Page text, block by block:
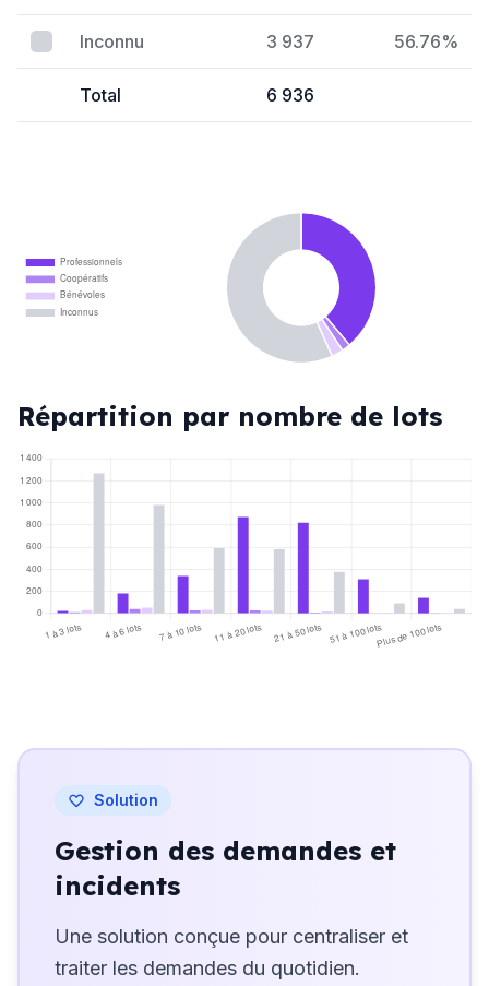
Inconnu 3 937 56.76%
Total 6 936
Professionnels
Coopératifs
Bénévoles
Inconnus
Répartition par nombre de lots
1 à 3 lots 4 à 6 lots 7 à 10 lots 11 à 20 lots 21 à 50 lots 51 à 100 lotsPlus de 100 lots
0
200
400
600
800
1 000
1 200
1 400
Solution
Gestion des demandes et
incidents
Une solution conçue pour centraliser et
traiter les demandes du quotidien.